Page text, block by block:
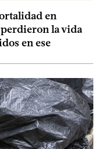
en
la vida
en ese